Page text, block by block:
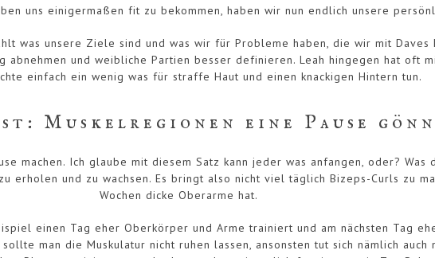
uns einigermaßen fit zu bekommen, haben wir nun endlich unsere
was unsere Ziele sind und was wir für Probleme haben, die wir mit
und weibliche Partien besser definieren. Leah hingegen hat oft
einfach ein wenig was für straffe Haut und einen knackigen Hintern tun.
Muskelregionen eine Pause
machen. Ich glaube mit diesem Satz kann jeder was anfangen, oder?
erholen und zu wachsen. Es bringt also nicht viel täglich Bizeps-Curls zu
Wochen dicke Oberarme hat.
einen Tag eher Oberkörper und Arme trainiert und am nächsten Tag
man die Muskulatur nicht ruhen lassen, ansonsten tut sich nämlich auch